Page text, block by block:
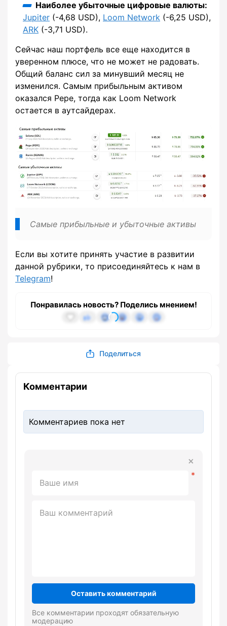
Наиболее убыточные цифровые валюты:
Jupiter (-4,68 USD), Loom Network (-6,25 USD),
ARK (-3,71 USD).
Сейчас наш портфель все еще находится в
уверенном плюсе, что не может не радовать.
Общий баланс сил за минувший месяц не
изменился. Самым прибыльным активом
оказался Pepe, тогда как Loom Network
остается в аутсайдерах.
Самые прибыльные и убыточные активы
Если вы хотите принять участие в развитии
данной рубрики, то присоединяйтесь к нам в
Telegram!
Понравилась новость? Поделись мнением!
Поделиться
Комментарии
Комментариев пока нет
Оставить комментарий
Все комментарии проходят обязательную
модерацию